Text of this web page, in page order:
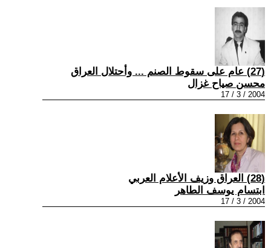
(27) عام على سقوط الصنم ... وأحتلال العراق
محسن صياح غزال
2004 / 3 / 17
(28) العراق وزيف الأعلام العربي
ابتسام يوسف الطاهر
2004 / 3 / 17